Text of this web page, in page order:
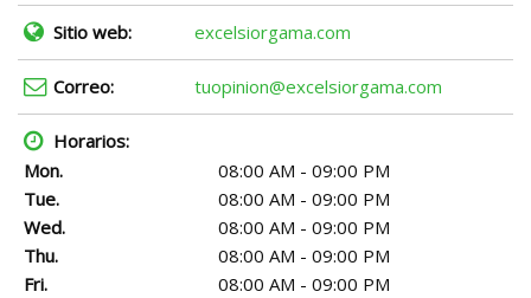
Sitio web: excelsiorgama.com
Correo: tuopinion@excelsiorgama.com
Horarios:
Mon.
08:00 AM - 09:00 PM
Tue.
08:00 AM - 09:00 PM
Wed.
08:00 AM - 09:00 PM
Thu.
08:00 AM - 09:00 PM
Fri.
08:00 AM - 09:00 PM